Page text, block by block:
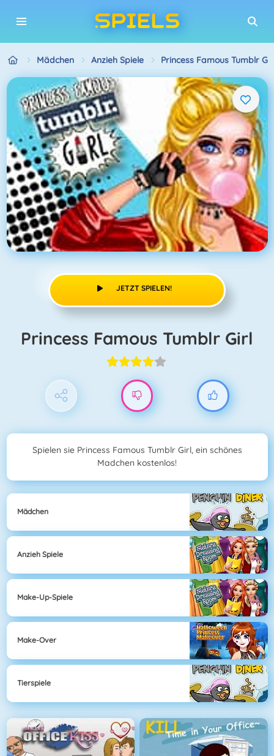
Mädchen Anzieh Spiele Princess Famous Tumblr
JETZT SPIELEN!
Princess Famous Tumblr Girl
Spielen sie Princess Famous Tumblr Girl, ein schönes
Madchen kostenlos!
Mädchen
Anzieh Spiele
Make-Up-Spiele
Make-Over
Tierspiele